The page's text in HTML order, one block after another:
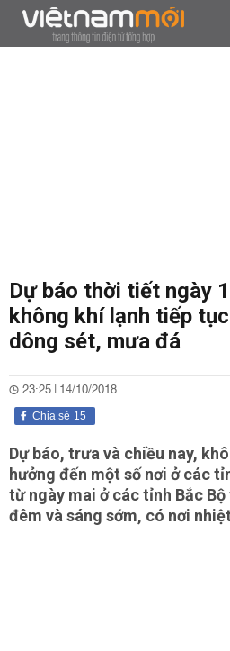
Dự báo thời tiết ngày
không khí lạnh tiếp
dông sét, mưa đá
23:25 | 14/10/2018
15
Chia sẻ
Dự báo, trưa và chiều nay,
hưởng đến một số nơi ở các
từ ngày mai ở các tỉnh Bắc
đêm và sáng sớm, có nơi